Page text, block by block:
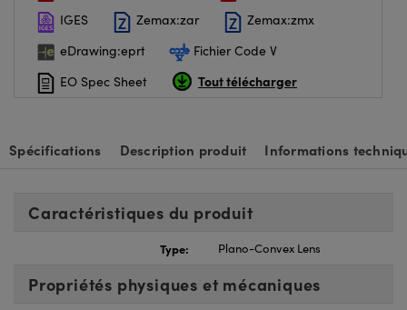
IGES
Zemax:zar
Zemax:zmx
eDrawing:eprt
Fichier Code V
EO Spec Sheet
Tout télécharger
Spécifications Description produit Informations
Caractéristiques du produit
Type: Plano-Convex Lens
Propriétés physiques et mécaniques